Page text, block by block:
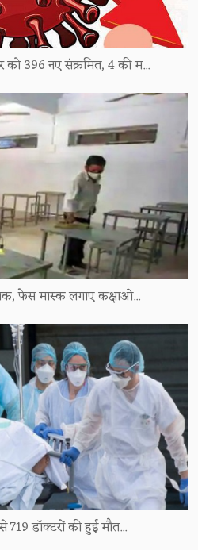
को 396 नए संक्रमित, 4 की म...
फेस मास्क लगाए कक्षाओ...
डॉक्टरों की हुई मौत...